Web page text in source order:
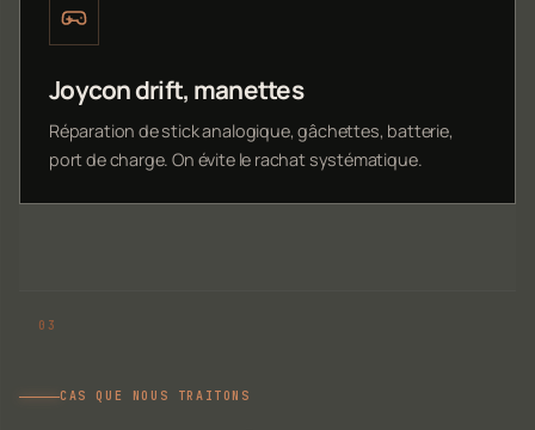
Joycon drift, manettes
Réparation de stick analogique, gâchettes, batterie,
port de charge. On évite le rachat systématique.
CAS QUE NOUS TRAITONS